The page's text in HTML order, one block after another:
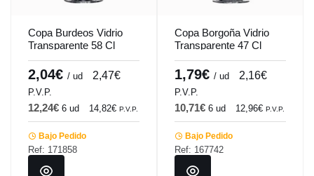
Copa Burdeos Vidrio
Transparente 58 Cl
Syrah-Tensionada
Vicrila
2,04€ / ud 2,47€
P.V.P.
12,24€ 6 ud 14,82€ P.V.P.
Bajo Pedido
Ref: 171858
Copa Borgoña Vidrio
Transparente 47 Cl
Syrah-Tensionada
Vicrila
1,79€ / ud 2,16€
P.V.P.
10,71€ 6 ud 12,96€ P.V.P.
Bajo Pedido
Ref: 167742